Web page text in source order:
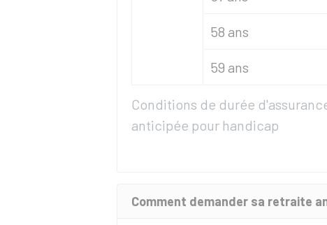
Conditions de durée
anticipée pour handicap
58 ans
59 ans
Comment demander sa retraite